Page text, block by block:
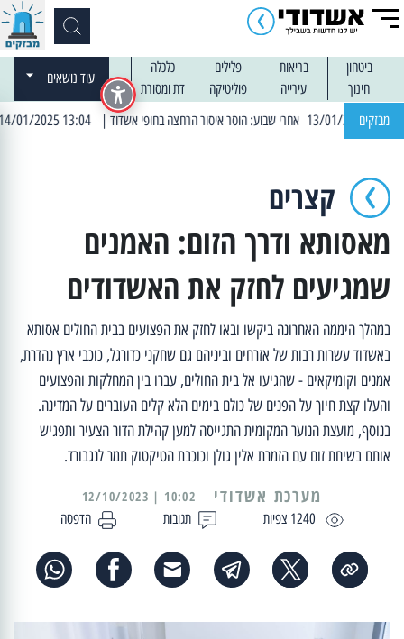
ביטחון בריאות פלילים
כלכלה
חינוך
עירייה פוליטיקה דת ומסורת
עוד נושאים
מבזקים | 13:04 14/01/2025 עובדים בלילות: עבודות קרצוף וריבוד אספלט
קצרים
מאסותא ודרך הזום: האמנים
שמגיעים לחזק את האשדודים
במהלך היממה האחרונה ביקשו ובאו לחזק את הפצועים בבית החולים אסותא
באשדוד עשרות רבות של אזרחים וביניהם גם שחקני כדורגל, כוכבי ארץ נהדרת,
אמנים וקומיקאים - שהגיעו אל בית החולים, עברו בין המחלקות והפצועים
והעלו קצת חיוך על הפנים של כולם בימים הלא קלים העוברים על המדינה.
בנוסף, מועצת הנוער המקומית התגייסה למען קהילת הדור הצעיר ותפגיש
אותם בשיחת זום עם הזמרת אלין גולן וכוכבת הטיקטוק תמר לנגבורד.
1240 צפיות תגובות הדפסה
מערכת אשדודי 10:02 | 12/10/2023